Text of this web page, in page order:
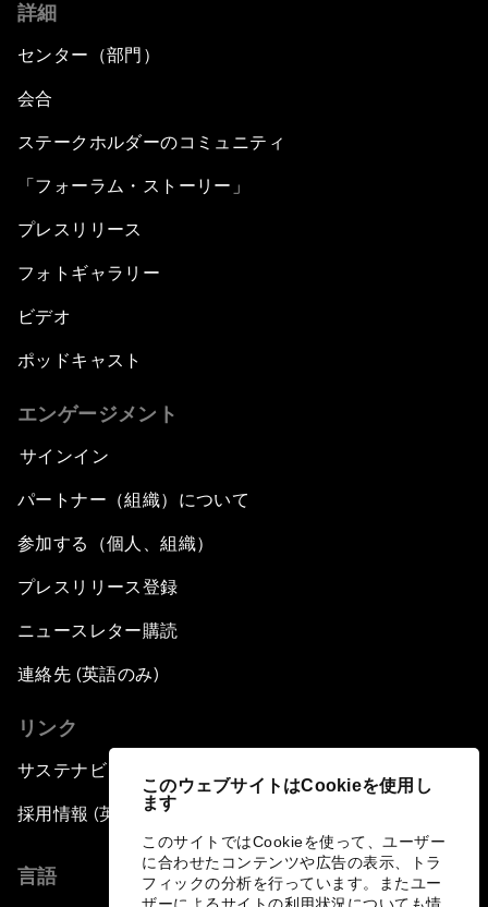
このウェブサイトはCookieを使用し
ます
このサイトではCookieを使って、ユーザー
に合わせたコンテンツや広告の表示、トラ
フィックの分析を行っています。またユー
詳細
センター（部門）
会合
ステークホルダーのコミュニティ
「フォーラム・ストーリー」
プレスリリース
フォトギャラリー
ビデオ
ポッドキャスト
エンゲージメント
サインイン
パートナー（組織）について
参加する（個人、組織）
プレスリリース登録
ニュースレター購読
連絡先 (英語のみ)
リンク
サステナビリティへの取り組み
採用情報 (英語のみ)
言語